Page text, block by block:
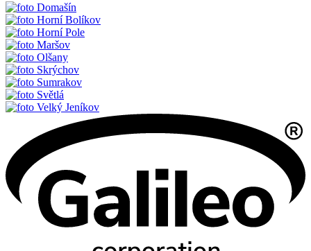
Domašín
Horní Bolíkov
Horní Pole
Maršov
Olšany
Skrýchov
Sumrakov
Světlá
Velký Jeníkov